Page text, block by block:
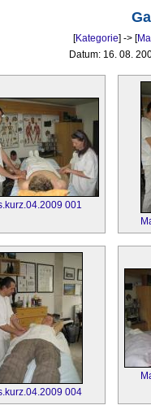
[Kategorie] -> [
Datum: 16. 08.
001
004